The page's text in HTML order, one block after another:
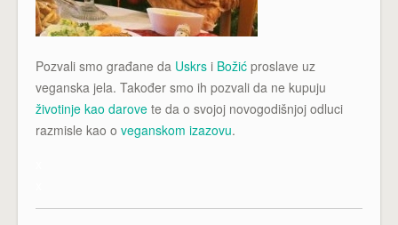
Pozvali smo građane da Uskrs i Božić proslave uz
veganska jela. Također smo ih pozvali da ne kupuju
životinje kao darove te da o svojoj novogodišnjoj odluci
razmisle kao o veganskom izazovu.